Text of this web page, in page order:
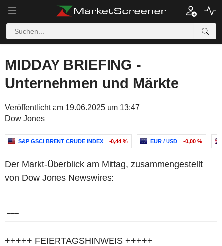
MIDDAY BRIEFING -
Unternehmen und Märkte
Veröffentlicht am 19.06.2025 um 13:47
Dow Jones
S&P GSCI BRENT CRUDE INDEX -0,44 % EUR / USD -0,00 %
Der Markt-Überblick am Mittag, zusammengestellt
von Dow Jones Newswires:
===
+++++ FEIERTAGSHINWEIS +++++